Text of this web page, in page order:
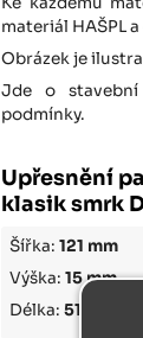
materiál HAŠPL
Obrázek je
Jde o
podmínky.
Upřesnění
klasik smrk
Šířka:121 mm
Výška:15 mm
Délka:5100 mm